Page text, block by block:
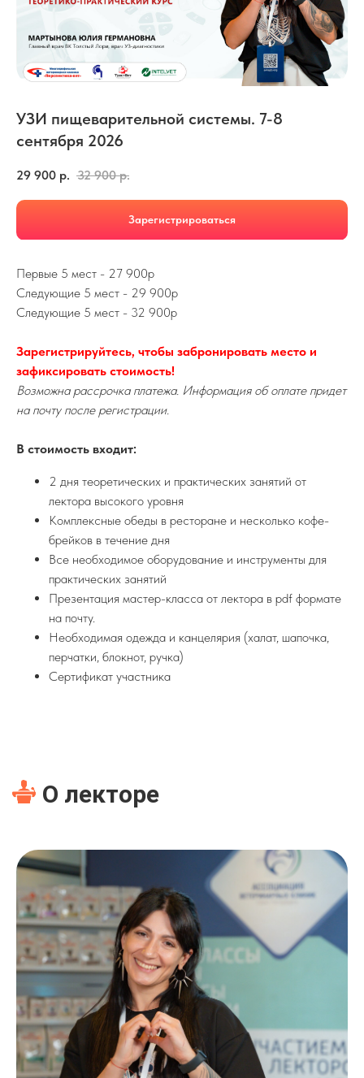
УЗИ пищеварительной системы. 7-8
сентября 2026
29 900 р. 32 900 р.
Зарегистрироваться
Первые 5 мест - 27 900р
Следующие 5 мест - 29 900р
Следующие 5 мест - 32 900р
Зарегистрируйтесь, чтобы забронировать место и
зафиксировать стоимость!
Возможна рассрочка платежа. Информация об оплате придет
на почту после регистрации.
В стоимость входит:
2 дня теоретических и практических занятий от
лектора высокого уровня
Комплексные обеды в ресторане и несколько кофе-
брейков в течение дня
Все необходимое оборудование и инструменты для
практических занятий
Презентация мастер-класса от лектора в pdf формате
на почту.
Необходимая одежда и канцелярия (халат, шапочка,
перчатки, блокнот, ручка)
Сертификат участника
О лекторе